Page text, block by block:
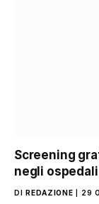
Screening
negli
DI REDAZIONE 29